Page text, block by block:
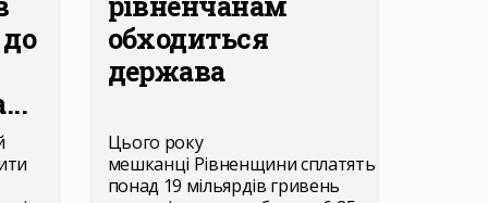
обходиться
держава
Цього року
мешканці Рівненщини сплатять
понад 19 мільярдів гривень